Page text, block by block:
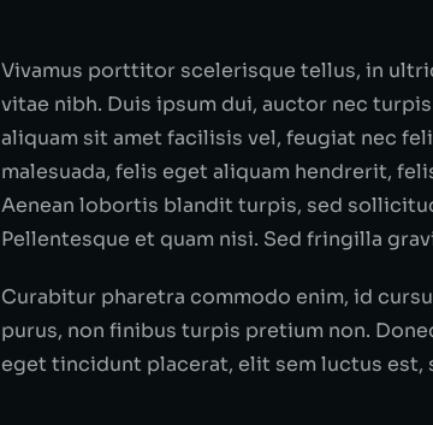
Vivamus porttitor scelerisque tellus, in
vitae nibh. Duis ipsum dui, auctor nec
aliquam sit amet facilisis vel, feugiat nec
malesuada, felis eget aliquam hendrerit,
Aenean lobortis blandit turpis, sed
Pellentesque et quam nisi. Sed fringilla
Curabitur pharetra commodo enim, id
purus, non finibus turpis pretium non.
eget tincidunt placerat, elit sem luctus est,